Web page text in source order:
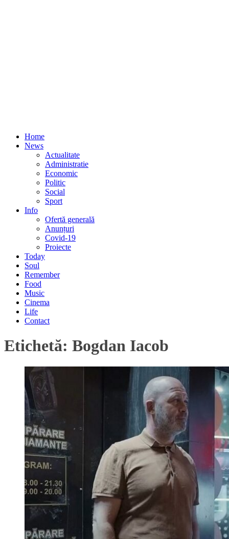
Home
News
Actualitate
Administratie
Economic
Politic
Social
Sport
Info
Ofertă generală
Anunțuri
Covid-19
Proiecte
Today
Soul
Remember
Food
Music
Cinema
Life
Contact
Etichetă: Bogdan Iacob